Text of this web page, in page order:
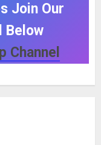
Join Our
Below
Channel